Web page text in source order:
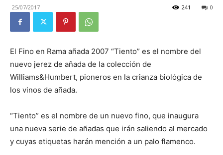
25/07/2017 0
241
El Fino en Rama añada 2007 “Tiento” es el nombre del
nuevo jerez de añada de la colección de
Williams&Humbert, pioneros en la crianza biológica de
los vinos de añada.
“Tiento” es el nombre de un nuevo fino, que inaugura
una nueva serie de añadas que irán saliendo al mercado
y cuyas etiquetas harán mención a un palo flamenco.